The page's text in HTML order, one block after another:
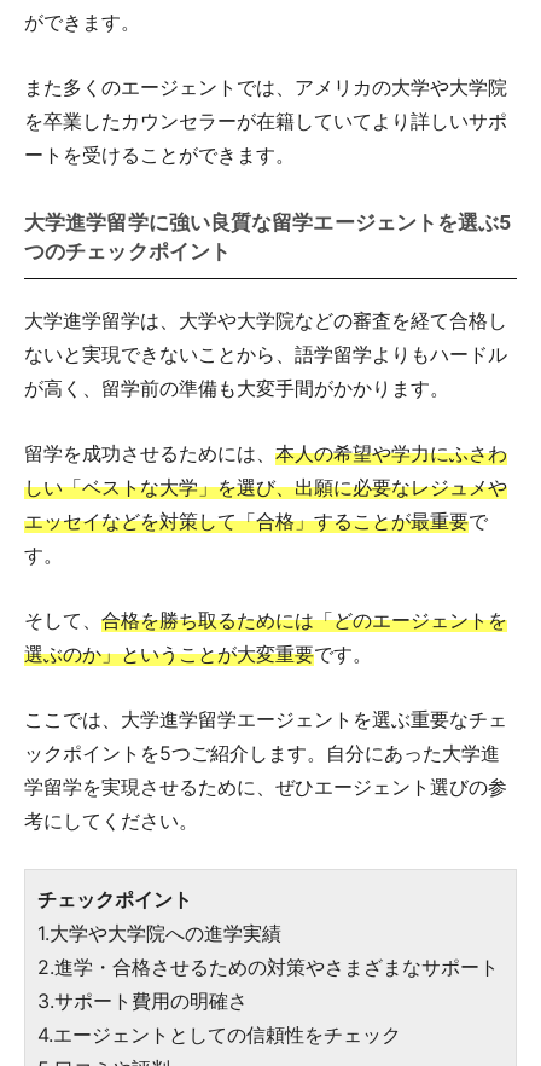
ができます。
また多くのエージェントでは、アメリカの大学や大学院
を卒業したカウンセラーが在籍していてより詳しいサポ
ートを受けることができます。
大学進学留学に強い良質な留学エージェントを選ぶ5
つのチェックポイント
大学進学留学は、大学や大学院などの審査を経て合格し
ないと実現できないことから、語学留学よりもハードル
が高く、留学前の準備も大変手間がかかります。
留学を成功させるためには、 本人の希望や学力にふさわ
しい「ベストな大学」を選び、出願に必要なレジュメや
エッセイなどを対策して「合格」することが最重要で
す。
そして、 合格を勝ち取るためには「どのエージェントを
選ぶのか」ということが大変重要です。
ここでは、大学進学留学エージェントを選ぶ重要なチェ
ックポイントを5つご紹介します。自分にあった大学進
学留学を実現させるために、ぜひエージェント選びの参
考にしてください。
チェックポイント
1.大学や大学院への進学実績
2.進学・合格させるための対策やさまざまなサポート
3.サポート費用の明確さ
4.エージェントとしての信頼性をチェック